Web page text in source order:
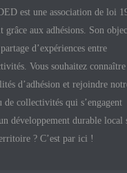
est une association de loi
grâce aux adhésions. Son
d’expériences entre
Vous souhaitez connaître
d’adhésion et rejoindre
de collectivités qui s’engagent
développement durable local
? C’est par ici !